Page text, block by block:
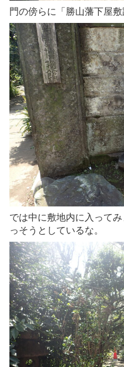
門の傍らに「勝山藩下屋
では中に敷地内に入って
っそうとしているな。